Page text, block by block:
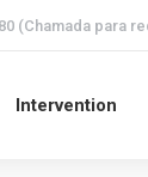
(Chamada para
Intervention